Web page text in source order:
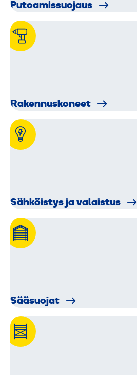
Putoamis­suojaus
Rakennus­koneet
Sähkö­istys ja valaistus
Sääsuojat